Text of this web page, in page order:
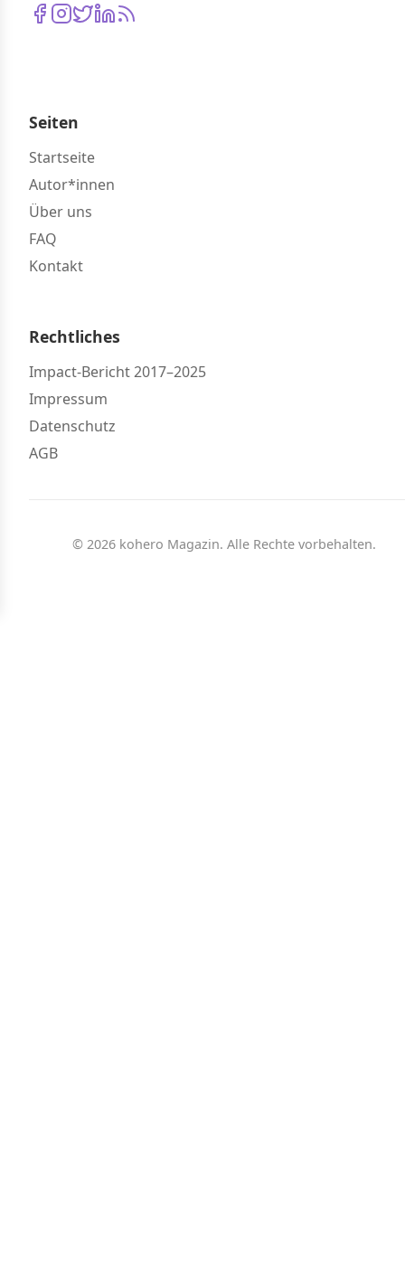
Seiten
Startseite
Autor*innen
Über uns
FAQ
Kontakt
Rechtliches
Impact-Bericht 2017–2025
Impressum
Datenschutz
AGB
© 2026 kohero Magazin. Alle Rechte vorbehalten.